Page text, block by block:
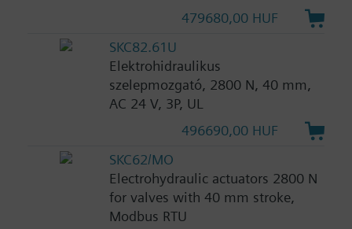
479680,00 HUF
SKC82.61U
Elektrohidraulikus
szelepmozgató, 2800 N, 40 mm,
AC 24 V, 3P, UL
496690,00 HUF
SKC62/MO
Electrohydraulic actuators 2800 N
for valves with 40 mm stroke,
Modbus RTU